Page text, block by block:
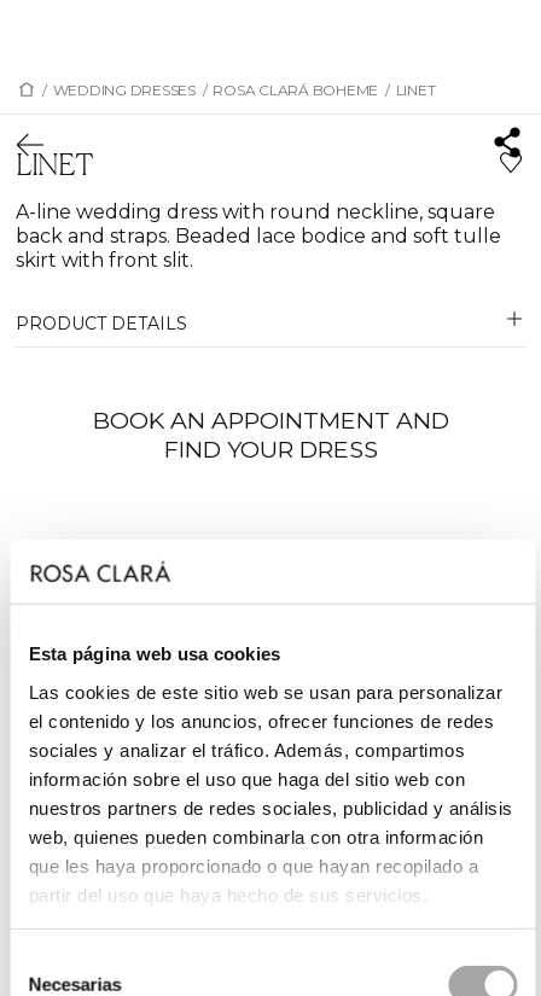
Esta página web usa cookies
Las cookies de este sitio web se usan para personalizar
el contenido y los anuncios, ofrecer funciones de redes
sociales y analizar el tráfico. Además, compartimos
información sobre el uso que haga del sitio web con
nuestros partners de redes sociales, publicidad y análisis
web, quienes pueden combinarla con otra información
que les haya proporcionado o que hayan recopilado a
partir del uso que haya hecho de sus servicios.
Necesarias
/ WEDDING DRESSES / ROSA CLARÁ BOHEME / LINET
LINET
A-line wedding dress with round neckline, square
back and straps. Beaded lace bodice and soft tulle
skirt with front slit.
PRODUCT DETAILS
BOOK AN APPOINTMENT AND
FIND YOUR DRESS